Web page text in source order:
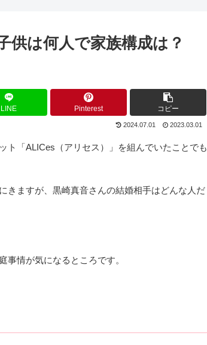
供は何人で家族構成は？
LINE Pinterest コピー
2024.07.01 2023.03.01
ト「ALICes（アリセス）」を組んでいたことでも
きますが、黒崎真音さんの結婚相手はどんな人だ
情が気になるところです。